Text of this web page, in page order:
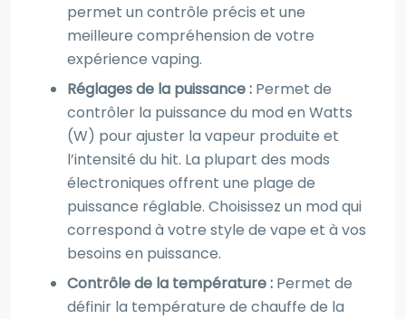
permet un contrôle précis et une
meilleure compréhension de votre
expérience vaping.
Réglages de la puissance : Permet de
contrôler la puissance du mod en Watts
(W) pour ajuster la vapeur produite et
l’intensité du hit. La plupart des mods
électroniques offrent une plage de
puissance réglable. Choisissez un mod qui
correspond à votre style de vape et à vos
besoins en puissance.
Contrôle de la température : Permet de
définir la température de chauffe de la